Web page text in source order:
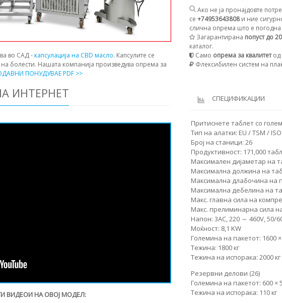
во САД -капсулација на CBD масло. Капсулите се
на болести. Нашата компанија произведува опрема за
ПОНУДУВАЕ PDF >>
Ако не ја пронајдовте
се +74953643808и ние
слична опрема што е погодна
Загарантирана попуст до
каталог.
Само опрема за квалитетод
Флексибилен систем на
ИНТЕРНЕТ
ВИДЕОИ НА ОВОЈ МОДЕЛ:
СПЕЦИФИКАЦИИ
Притиснете таблет со
Тип на алатки: EU / TSM /
Број на станици: 26
Продуктивност: 171,000
Максимален дијаметар на
Максимална должина на
Максимална длабочина на
Максимална дебелина на
Макс. главна сила на
Макс. прелиминарна сила
Напон: 3AC, 220 ～ 460V, 50/
Моќност: 8,1 KW
Големина на пакетот: 1600
Тежина: 1800 кг
Тежина на испорака: 2000 кг
Резервни делови (26)
Големина на пакетот: 600 ×
Тежина на испорака: 110 кг